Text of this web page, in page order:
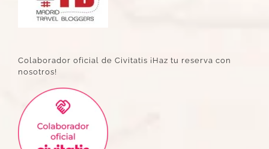
Colaborador oficial de Civitatis ¡Haz tu reserva con
nosotros!